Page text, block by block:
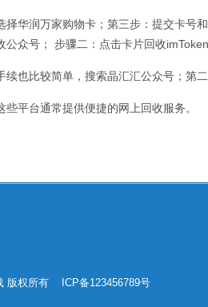
择华润万家购物卡；第三步：提交卡号
公众号； 步骤二：点击卡片回收imToken
续也比较简单，搜索晶汇汇公众号；第
些平台通常提供便捷的网上回收服务。
版权所有 ICP备123456789号